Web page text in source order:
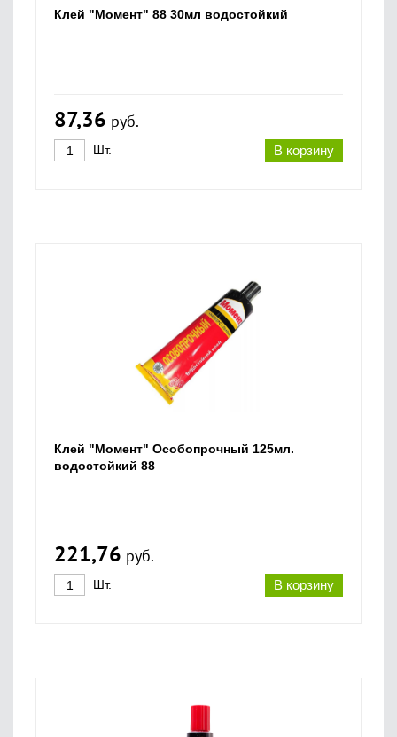
Клей "Момент" 88 30мл водостойкий
87,36 руб.
В корзину
Шт.
Клей "Момент" Особопрочный 125мл.
водостойкий 88
221,76 руб.
В корзину
Шт.